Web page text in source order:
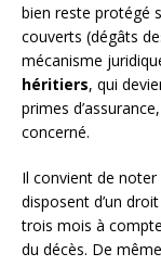
bien reste protégé
couverts (dégâts
mécanisme
héritiers, qui
primes
concerné.
Il convient de noter
disposent d’un
trois mois à
du décès. De